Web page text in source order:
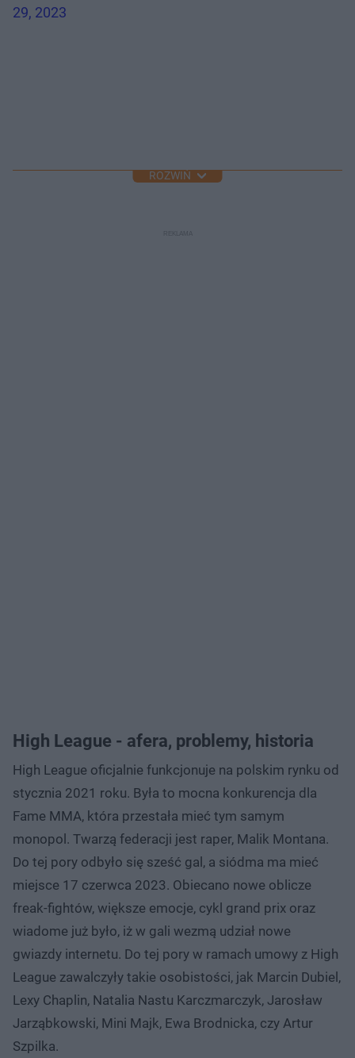
29, 2023
ROZWIŃ
High League - afera, problemy, historia
High League oficjalnie funkcjonuje na polskim rynku od
stycznia 2021 roku. Była to mocna konkurencja dla
Fame MMA, która przestała mieć tym samym
monopol. Twarzą federacji jest raper, Malik Montana.
Do tej pory odbyło się sześć gal, a siódma ma mieć
miejsce 17 czerwca 2023. Obiecano nowe oblicze
freak-fightów, większe emocje, cykl grand prix oraz
wiadome już było, iż w gali wezmą udział nowe
gwiazdy internetu. Do tej pory w ramach umowy z High
League zawalczyły takie osobistości, jak Marcin Dubiel,
Lexy Chaplin, Natalia Nastu Karczmarczyk, Jarosław
Jarząbkowski, Mini Majk, Ewa Brodnicka, czy Artur
Szpilka.